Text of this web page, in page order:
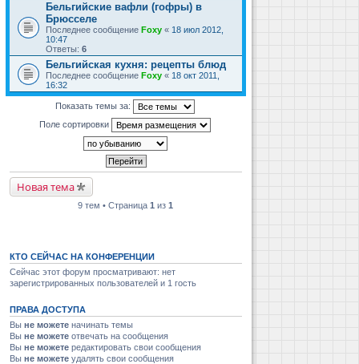
Бельгийские вафли (гофры) в
Брюсселе
Последнее сообщение Foxy « 18 июл 2012,
10:47
Ответы: 6
Бельгийская кухня: рецепты блюд
Последнее сообщение Foxy « 18 окт 2011,
16:32
Показать темы за:
Поле сортировки
Новая тема
9 тем • Страница1 из1
КТО СЕЙЧАС НА КОНФЕРЕНЦИИ
Сейчас этот форум просматривают: нет
зарегистрированных пользователей и 1 гость
ПРАВА ДОСТУПА
Вы не можете начинать темы
Вы не можете отвечать на сообщения
Вы не можете редактировать свои сообщения
Вы не можете удалять свои сообщения